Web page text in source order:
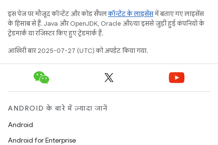
इस पेज पर मौजूद कॉन्टेंट और कोड सैंपलकॉन्टेंट के लाइसेंसमें बताए गए लाइसेंस
के हिसाब से हैं. Java और OpenJDK, Oracle और/या इससे जुड़ी हुई कंपनियों के
ट्रेडमार्क या रजिस्टर किए हुए ट्रेडमार्क हैं.
आखिरी बार 2025-07-27 (UTC) को अपडेट किया गया.
ANDROID के बारे में ज़्यादा जानें
Android
Android for Enterprise